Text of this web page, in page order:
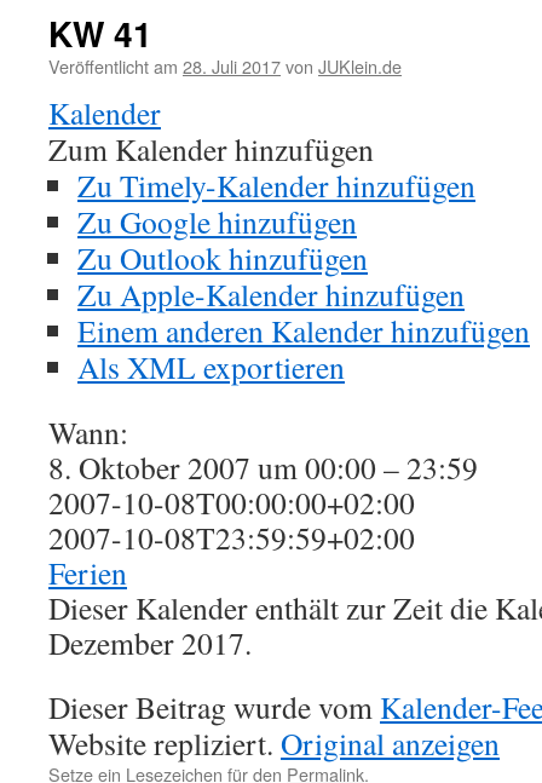
KW 41
Veröffentlicht am 28. Juli 2017von JUKlein.de
Kalender
Zum Kalender hinzufügen
Zu Timely-Kalender hinzufügen
Zu Google hinzufügen
Zu Outlook hinzufügen
Zu Apple-Kalender hinzufügen
Einem anderen Kalender hinzufügen
Als XML exportieren
Wann:
8. Oktober 2007 um 00:00 – 23:59
2007-10-08T00:00:00+02:00
2007-10-08T23:59:59+02:00
Ferien
Dieser Kalender enthält zur Zeit die
Dezember 2017.
Dieser Beitrag wurde vom Kalender-
Website repliziert. Original anzeigen
Setze ein Lesezeichen für den Permalink.